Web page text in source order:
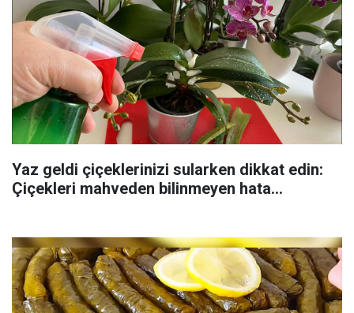
Yaz geldi çiçeklerinizi sularken dikkat edin:
Çiçekleri mahveden bilinmeyen hata...